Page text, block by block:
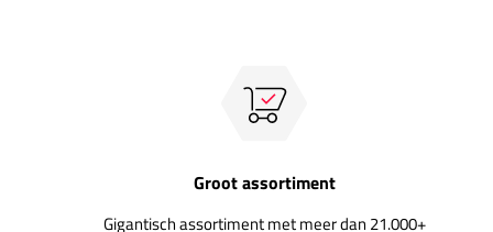
Groot assortiment
Gigantisch assortiment met meer dan 21.000+